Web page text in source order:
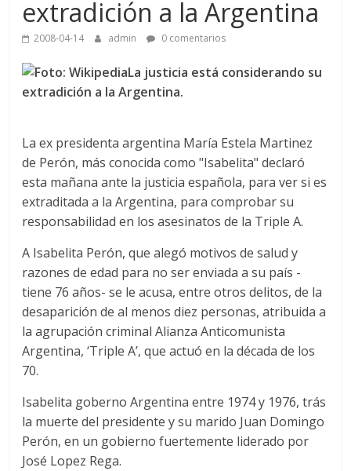
extradición a la Argentina
2008-04-14 admin 0 comentarios
La justicia está considerando su
extradición a la Argentina.
La ex presidenta argentina María Estela Martinez
de Perón, más conocida como "Isabelita" declaró
esta mañana ante la justicia española, para ver si es
extraditada a la Argentina, para comprobar su
responsabilidad en los asesinatos de la Triple A.
A Isabelita Perón, que alegó motivos de salud y
razones de edad para no ser enviada a su país -
tiene 76 años- se le acusa, entre otros delitos, de la
desaparición de al menos diez personas, atribuida a
la agrupación criminal Alianza Anticomunista
Argentina, ‘Triple A’, que actuó en la década de los
70.
Isabelita goberno Argentina entre 1974 y 1976, trás
la muerte del presidente y su marido Juan Domingo
Perón, en un gobierno fuertemente liderado por
José Lopez Rega.